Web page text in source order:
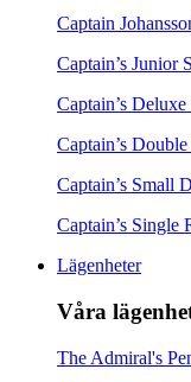
Captain
Captain’s Junior
Captain’s
Captain’s
Captain’s Small
Captain’s Single
Lägenheter
Våra
The Admiral's